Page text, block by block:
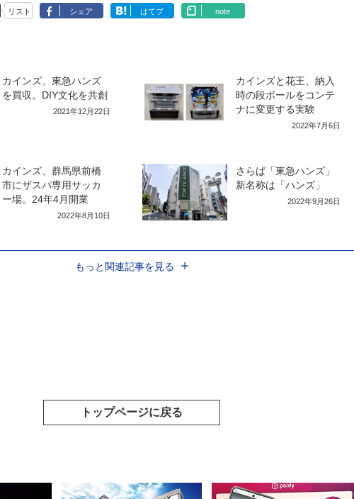
リスト シェア はてブ note
カインズ、東急ハンズ
を買収。DIY文化を共創
2021年12月22日
カインズと花王、納入
時の段ボールをコンテ
ナに変更する実験
2022年7月6日
カインズ、群馬県前橋
市にザスパ専用サッカ
ー場。24年4月開業
2022年8月10日
さらば「東急ハンズ」
新名称は「ハンズ」
2022年9月26日
もっと関連記事を見る
トップページに戻る